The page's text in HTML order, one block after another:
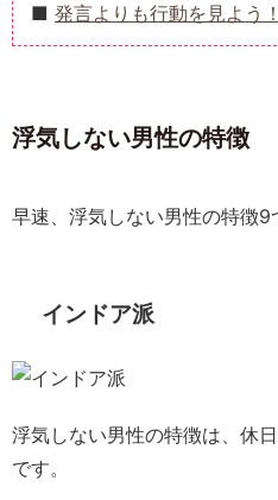
発言よりも行動を見よう！
浮気しない男性の特徴
早速、浮気しない男性の特徴9
インドア派
浮気しない男性の特徴は、休
です。